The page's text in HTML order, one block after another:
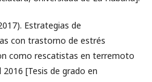
Estrategias de
con trastorno de estrés
como rescatistas en terremoto
[Tesis de grado en